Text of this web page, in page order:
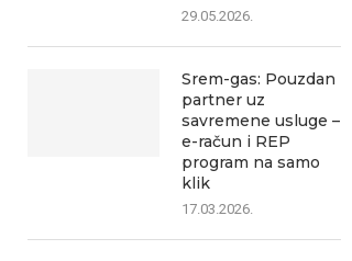
29.05.2026.
Srem-gas: Pouzdan
partner uz
savremene usluge –
e-račun i REP
program na samo
klik
17.03.2026.